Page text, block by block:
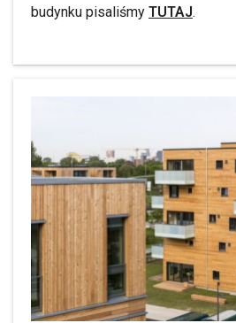
budynku pisaliśmy TUTAJ.